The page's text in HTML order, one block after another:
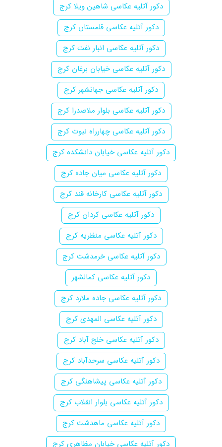
دکور آتلیه عکاسی شاهین ویلا کرج
دکور آتلیه عکاسی قلمستان کرج
دکور آتلیه عکاسی انبار نفت کرج
دکور آتلیه عکاسی خیابان برغان کرج
دکور آتلیه عکاسی جهانشهر کرج
دکور آتلیه عکاسی بلوار ملاصدرا کرج
دکور آتلیه عکاسی چهارراه نبوت کرج
دکور آتلیه عکاسی خیابان دانشکده کرج
دکور آتلیه عکاسی میان جاده کرج
دکور آتلیه عکاسی کارخانه قند کرج
دکور آتلیه عکاسی کردان کرج
دکور آتلیه عکاسی منظریه کرج
دکور آتلیه عکاسی خرمدشت کرج
دکور آتلیه عکاسی کمالشهر
دکور آتلیه عکاسی جاده ملارد کرج
دکور آتلیه عکاسی المهدی کرج
دکور آتلیه عکاسی خلج آباد کرج
دکور آتلیه عکاسی سرحدآباد کرج
دکور آتلیه عکاسی پیشاهنگی کرج
دکور آتلیه عکاسی بلوار انقلاب کرج
دکور آتلیه عکاسی ماهدشت کرج
دکور آتلیه عکاسی خیابان مظاهری کرج